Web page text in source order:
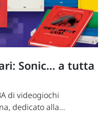
Sonic... a tutta
di videogiochi
dedicato alla...